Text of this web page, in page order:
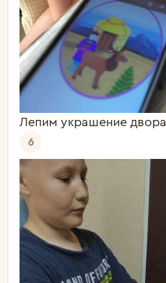
Лепим украшение двора
6